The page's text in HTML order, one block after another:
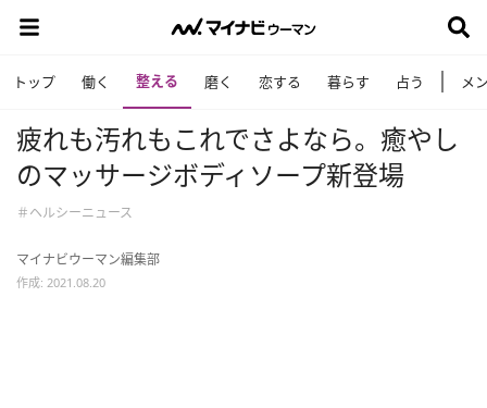
トップ 働く 整える 磨く 恋する 暮らす 占う メ
疲れも汚れもこれでさよなら。癒やし
のマッサージボディソープ新登場
＃ヘルシーニュース
マイナビウーマン編集部
作成: 2021.08.20